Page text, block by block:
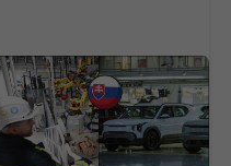
Slovensko sa stáva
elektromobilovou
veľmocou. Pomáha nám
gigant, ktorého sa EÚ
snaží zastaviť